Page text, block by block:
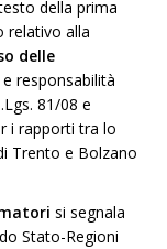
della prima
relativo alla
delle
responsabilità
81/08 e
i rapporti tra lo
Trento e Bolzano
si segnala
Stato-Regioni